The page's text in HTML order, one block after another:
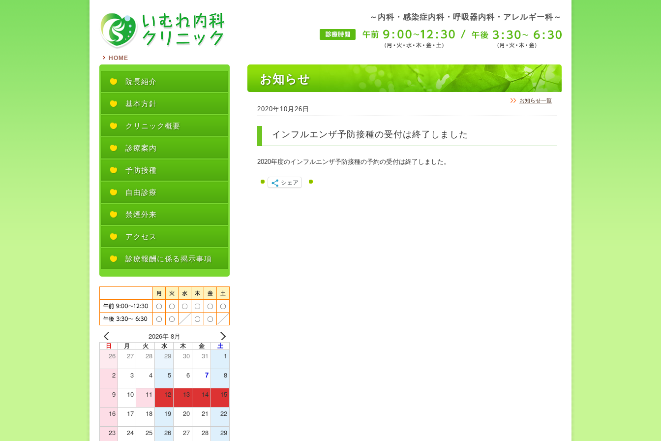
～内科・感染症内科・呼吸器内科・アレルギー科～
HOME
お知らせ
お知らせ一覧
2020年10月26日
インフルエンザ予防接種の受付は終了しました
2020年度のインフルエンザ予防接種の予約の受付は終了しました。
シェア
院長紹介
基本方針
クリニック概要
診療案内
予防接種
自由診療
禁煙外来
アクセス
診療報酬に係る掲示事項
2026年 8月
日 月 火 水 木 金 土
26 27 28 29 30 31 1
2 3 4 5 6 7 8
9 10 11 12 13 14 15
16 17 18 19 20 21 22
23 24 25 26 27 28 29